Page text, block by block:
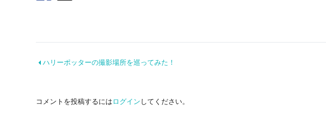
ハリーポッターの撮影場所を巡ってみた！
コメントを投稿するにはログイン してください。